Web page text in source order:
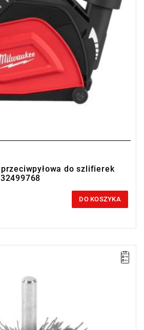
przeciwpyłowa do szlifierek
DO KOSZYKA